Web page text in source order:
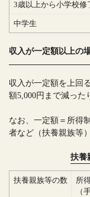
3歳以上から小学校修
中学生
収入が一定額以上の
収入が一定額を上回
額5,000円まで減った
なお、一定額＝所得
者など（扶養親族等
扶養
扶養親族等の数
所
（